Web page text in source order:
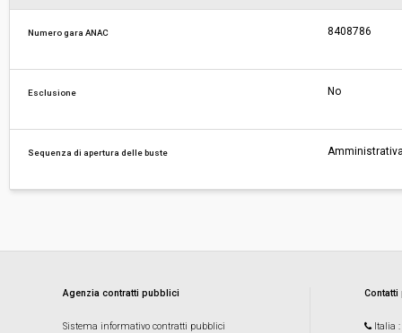
Numero gara ANAC 8408786
Esclusione No
Sequenza di apertura delle buste
Agenzia contratti pubblici
Sistema informativo contratti pubblici
Italia